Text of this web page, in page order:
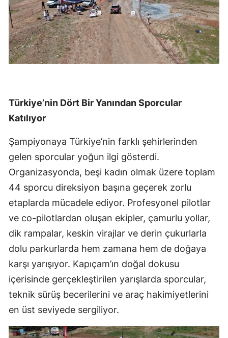
Türkiye’nin Dört Bir Yanından Sporcular
Katılıyor
Şampiyonaya Türkiye’nin farklı şehirlerinden
gelen sporcular yoğun ilgi gösterdi.
Organizasyonda, beşi kadın olmak üzere toplam
44 sporcu direksiyon başına geçerek zorlu
etaplarda mücadele ediyor. Profesyonel pilotlar
ve co-pilotlardan oluşan ekipler, çamurlu yollar,
dik rampalar, keskin virajlar ve derin çukurlarla
dolu parkurlarda hem zamana hem de doğaya
karşı yarışıyor. Kapıçam’ın doğal dokusu
içerisinde gerçekleştirilen yarışlarda sporcular,
teknik sürüş becerilerini ve araç hakimiyetlerini
en üst seviyede sergiliyor.